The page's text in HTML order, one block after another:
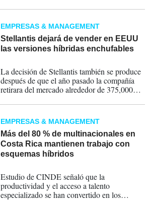
flexibilizar las regulaciones de emisiones que
deberían permitir que los vehículos con
motores de combustión permanezcan más
tiempo.
EMPRESAS & MANAGEMENT
Stellantis dejará de vender en EEUU
las versiones híbridas enchufables
La decisión de Stellantis también se produce
después de que el año pasado la compañía
retirara del mercado alrededor de 375,000
preocupaciones por fallas en las baterías y
reportes de incendios.
EMPRESAS & MANAGEMENT
Más del 80 % de multinacionales en
Costa Rica mantienen trabajo con
esquemas híbridos
Estudio de CINDE señaló que la
productividad y el acceso a talento
especializado se han convertido en los